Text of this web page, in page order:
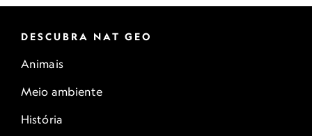
DESCUBRA NAT GEO
Animais
Meio ambiente
História